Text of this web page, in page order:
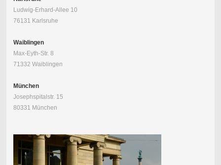
Ludwig-Erhard-Allee 10
76131 Karlsruhe
Waiblingen
Max-Eyth-Str. 8
71332 Waiblingen
München
Josephspitalstr. 15
80331 München